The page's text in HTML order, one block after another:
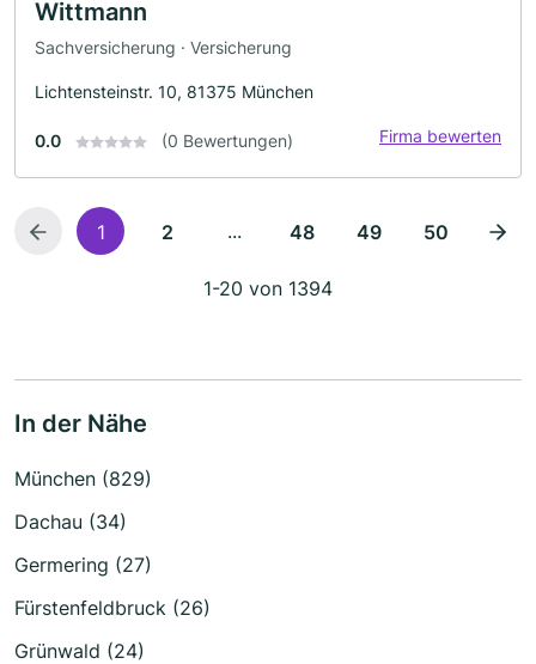
Wittmann
Sachversicherung · Versicherung
Lichtensteinstr. 10, 81375 München
0.0 (0 Bewertungen) Firma bewerten
1 2 ... 48 49 50
1-20 von 1394
In der Nähe
München (829)
Dachau (34)
Germering (27)
Fürstenfeldbruck (26)
Grünwald (24)